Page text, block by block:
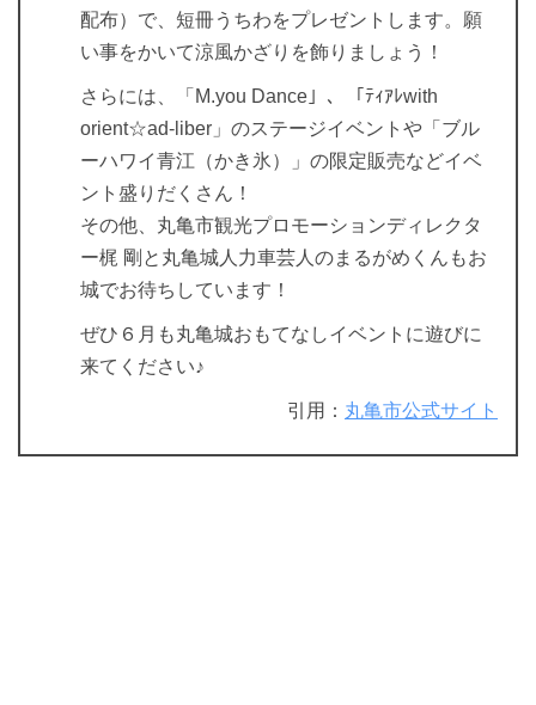
配布）で、短冊うちわをプレゼントします。願
い事をかいて涼風かざりを飾りましょう！
さらには、「M.you Dance」、「ﾃｨｱﾚwith
orient☆ad-liber」のステージイベントや「ブル
ーハワイ青江（かき氷）」の限定販売などイベ
ント盛りだくさん！
その他、丸亀市観光プロモーションディレクタ
ー梶 剛と丸亀城人力車芸人のまるがめくんもお
城でお待ちしています！
ぜひ６月も丸亀城おもてなしイベントに遊びに
来てください♪
引用： 丸亀市公式サイト